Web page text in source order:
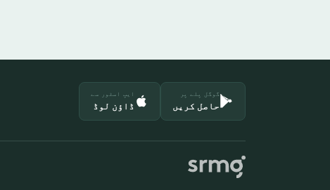
گوگل پلے پر
حاصل کریں
ایپ اسٹور سے
ڈاؤن لوڈ